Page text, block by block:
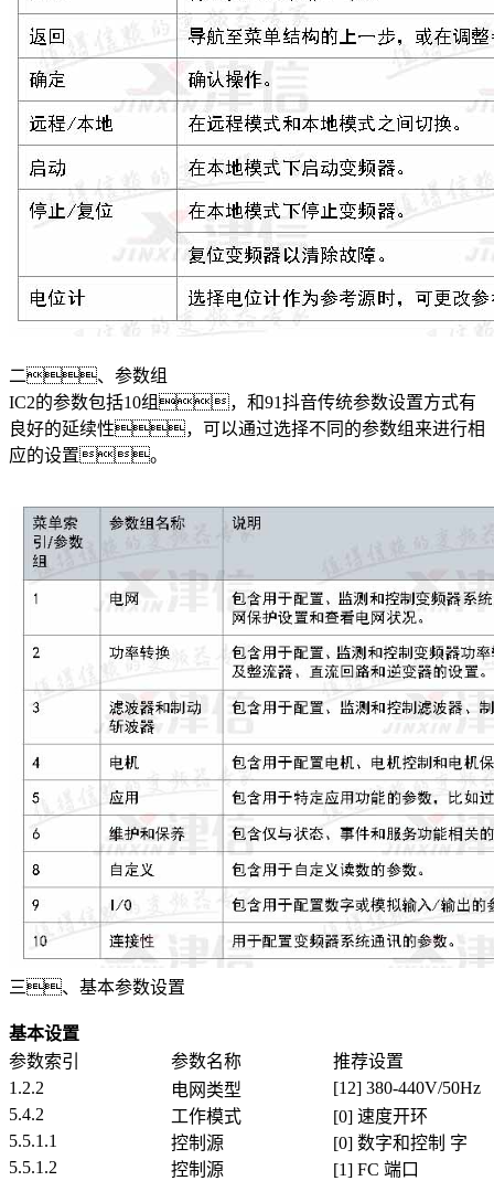
二、参数组
IC2的参数包括10组，和91抖音传统参数设置方式有
良好的延续性，可以通过选择不同的参数组来进行相
应的设置。
三、基本参数设置
基本设置
参数索引
参数名称
推荐设置
1.2.2
电网类型
[12] 380-440V/50Hz
5.4.2
工作模式
[0] 速度开环
5.5.1.1
控制源
[0] 数字和控制 字
5.5.1.2
控制源
[1] FC 端口